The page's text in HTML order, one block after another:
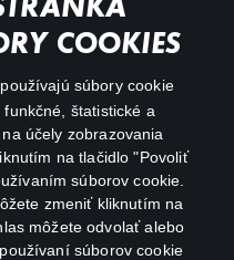
COOKIES
súbory cookie
štatistické a
účely zobrazovania
na tlačidlo "Povoliť
súborov cookie.
zmeniť kliknutím na
môžete odvolať alebo
súborov cookie